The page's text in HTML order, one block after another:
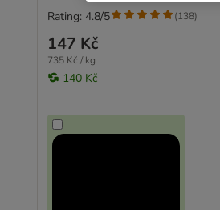
147 Kč
735 Kč / kg
140 Kč
Rating: 4.8/5 (138)